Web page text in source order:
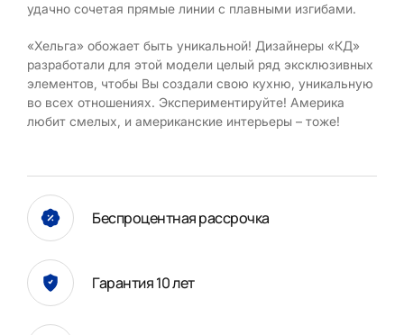
удачно сочетая прямые линии с плавными изгибами.
«Хельга» обожает быть уникальной! Дизайнеры «КД»
разработали для этой модели целый ряд эксклюзивных
элементов, чтобы Вы создали свою кухню, уникальную
во всех отношениях. Экспериментируйте! Америка
любит смелых, и американские интерьеры – тоже!
Беспроцентная рассрочка
Гарантия 10 лет